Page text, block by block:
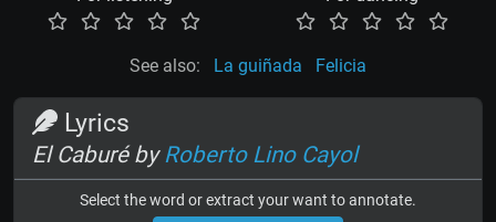
See also: La guiñada Felicia
Lyrics
El Caburé byRoberto Lino Cayol
Select the word or extract your want to annotate.